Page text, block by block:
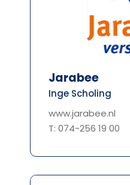
Jarabee
Inge Scholing
www.jarabee.nl
T: 074-256 19 00